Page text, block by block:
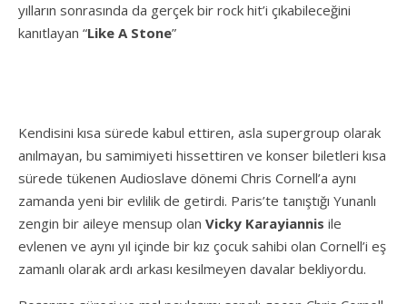
yılların sonrasında da gerçek bir rock hit’i çıkabileceğini
kanıtlayan “Like A Stone”
Kendisini kısa sürede kabul ettiren, asla supergroup olarak
anılmayan, bu samimiyeti hissettiren ve konser biletleri kısa
sürede tükenen Audioslave dönemi Chris Cornell’a aynı
zamanda yeni bir evlilik de getirdi. Paris’te tanıştığı Yunanlı
zengin bir aileye mensup olan Vicky Karayiannis ile
evlenen ve aynı yıl içinde bir kız çocuk sahibi olan Cornell’i eş
zamanlı olarak ardı arkası kesilmeyen davalar bekliyordu.